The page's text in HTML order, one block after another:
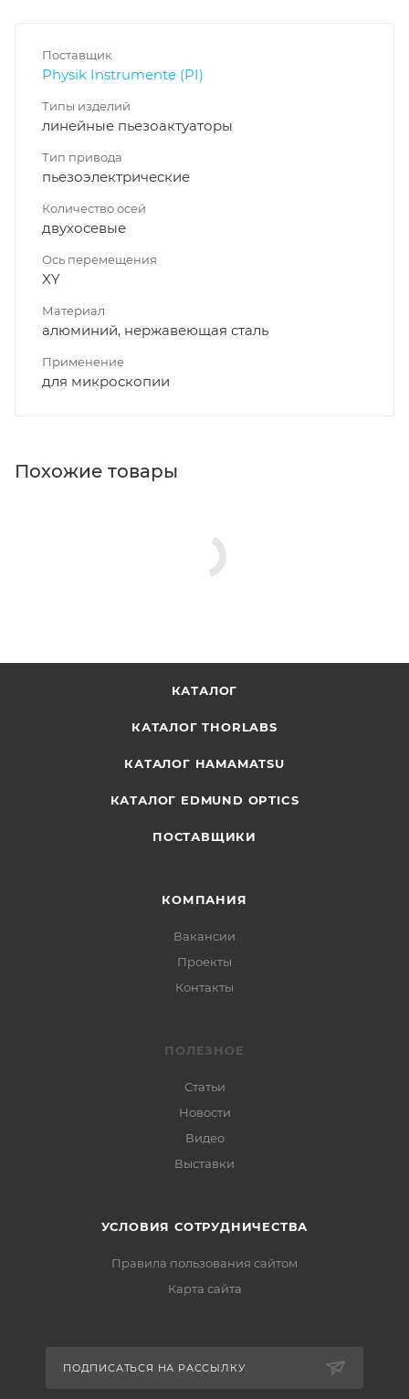
Поставщик
Physik Instrumente (PI)
Типы изделий
линейные пьезоактуаторы
Тип привода
пьезоэлектрические
Количество осей
двухосевые
Ось перемещения
XY
Материал
алюминий, нержавеющая сталь
Применение
для микроскопии
Похожие товары
КАТАЛОГ
КАТАЛОГ THORLABS
КАТАЛОГ HAMAMATSU
КАТАЛОГ EDMUND OPTICS
ПОСТАВЩИКИ
КОМПАНИЯ
Вакансии
Проекты
Контакты
ПОЛЕЗНОЕ
Статьи
Новости
Видео
Выставки
УСЛОВИЯ СОТРУДНИЧЕСТВА
Правила пользования сайтом
Карта сайта
ПОДПИСАТЬСЯ НА РАССЫЛКУ